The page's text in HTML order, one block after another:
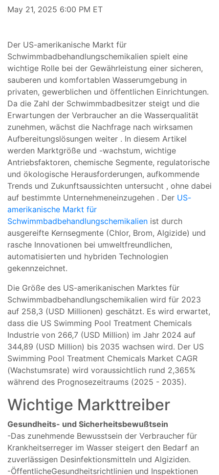
May 21, 2025 6:00 PM ET
Der US-amerikanische Markt für
Schwimmbadbehandlungschemikalien spielt eine
wichtige Rolle bei der Gewährleistung einer sicheren,
sauberen und komfortablen Wasserumgebung in
privaten, gewerblichen und öffentlichen Einrichtungen.
Da die Zahl der Schwimmbadbesitzer steigt und die
Erwartungen der Verbraucher an die Wasserqualität
zunehmen, wächst die Nachfrage nach wirksamen
Aufbereitungslösungen weiter . In diesem Artikel
werden Marktgröße und -wachstum, wichtige
Antriebsfaktoren, chemische Segmente, regulatorische
und ökologische Herausforderungen, aufkommende
Trends und Zukunftsaussichten untersucht , ohne dabei
auf bestimmte Unternehmeneinzugehen . Der US-
amerikanische Markt für
Schwimmbadbehandlungschemikalien ist durch
ausgereifte Kernsegmente (Chlor, Brom, Algizide) und
rasche Innovationen bei umweltfreundlichen,
automatisierten und hybriden Technologien
gekennzeichnet.
Die Größe des US-amerikanischen Marktes für
Schwimmbadbehandlungschemikalien wird für 2023
auf 258,3 (USD Millionen) geschätzt. Es wird erwartet,
dass die US Swimming Pool Treatment Chemicals
Industrie von 266,7 (USD Million) im Jahr 2024 auf
344,89 (USD Million) bis 2035 wachsen wird. Der US
Swimming Pool Treatment Chemicals Market CAGR
(Wachstumsrate) wird voraussichtlich rund 2,365%
während des Prognosezeitraums (2025 - 2035).
Wichtige Markttreiber
Gesundheits- und Sicherheitsbewußtsein
-Das zunehmende Bewusstsein der Verbraucher für
Krankheitserreger im Wasser steigert den Bedarf an
zuverlässigen Desinfektionsmitteln und Algiziden.
-ÖffentlicheGesundheitsrichtlinien und Inspektionen